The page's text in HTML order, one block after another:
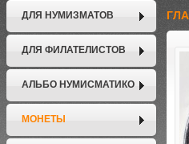
ДЛЯ НУМИЗМАТОВ
ДЛЯ ФИЛАТЕЛИСТОВ
АЛЬБО НУМИСМАТИКО
МОНЕТЫ